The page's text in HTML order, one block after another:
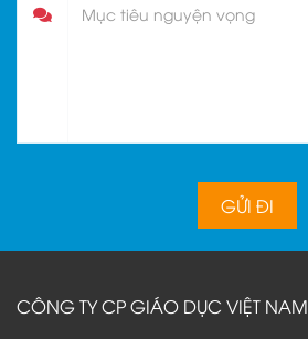
CÔNG TY CP GIÁO DỤC VIỆT NAM